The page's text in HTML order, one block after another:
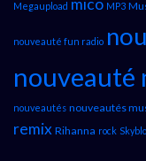
Megaupload mico MP3
nouveauté fun radio
nouveauté
nouveautés nouveautés
remix Rihanna rock